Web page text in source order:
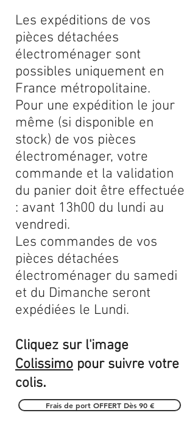
Les expéditions de vos
pièces détachées
électroménager sont
possibles uniquement en
France métropolitaine.
Pour une expédition le jour
même (si disponible en
stock) de vos pièces
électroménager, votre
commande et la validation
du panier doit être effectuée
: avant 13h00 du lundi au
vendredi.
Les commandes de vos
pièces détachées
électroménager du samedi
et du Dimanche seront
expédiées le Lundi.
Cliquez sur l'image
Colissimo pour suivre votre
colis.
Frais de port OFFERT Dès 90 €